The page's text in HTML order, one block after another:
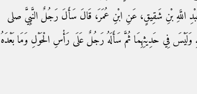
اللَّهِ بْنِ شَقِيقٍ، عَنِ ابْنِ عُمَرَ، قَالَ سَأَلَ رَجُلٌ النَّبِيَّ صلى
وَلَيْسَ فِي حَدِيثِهِمَا ثُمَّ سَأَلَهُ رَجُلٌ عَلَى رَأْسِ الْحَوْلِ وَمَا بَعْدَهُ